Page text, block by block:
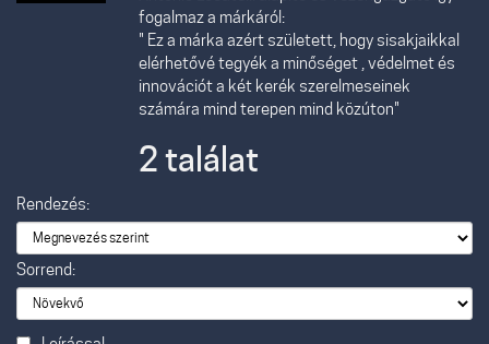
fogalmaz a márkáról:
" Ez a márka azért született, hogy sisakjaikkal
elérhetővé tegyék a minőséget , védelmet és
innovációt a két kerék szerelmeseinek
számára mind terepen mind közúton"
2 találat
Rendezés:
Sorrend: